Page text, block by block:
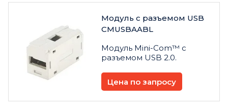
Модуль с разъемом USB
CMUSBAABL
Модуль Mini-Com™ с
разъемом USB 2.0.
Цена по запросу